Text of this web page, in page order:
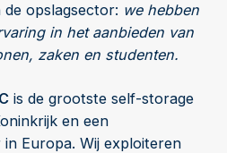
de opslagsector: we hebben
in het aanbieden van
zaken en studenten.
is de grootste self-storage
en een
Europa. Wij exploiteren